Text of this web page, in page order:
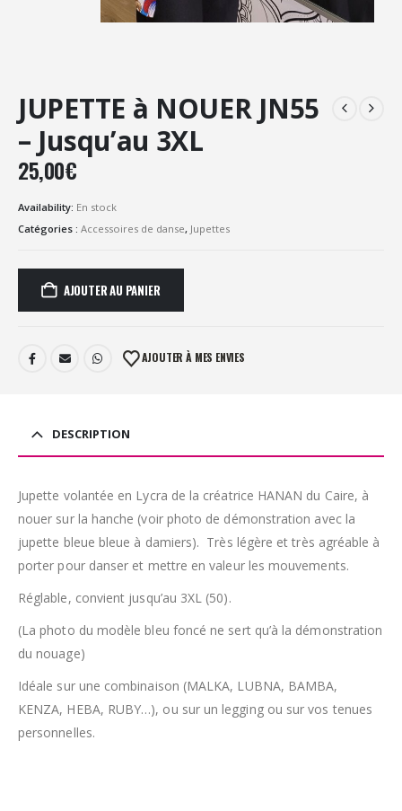
JUPETTE à NOUER JN55
– Jusqu’au 3XL
25,00€
Availability: En stock
Catégories : Accessoires de danse, Jupettes
AJOUTER AU PANIER
AJOUTER À MES ENVIES
DESCRIPTION
Jupette volantée en Lycra de la créatrice HANAN du Caire, à
nouer sur la hanche (voir photo de démonstration avec la
jupette bleue bleue à damiers). Très légère et très agréable à
porter pour danser et mettre en valeur les mouvements.
Réglable, convient jusqu’au 3XL (50).
(La photo du modèle bleu foncé ne sert qu’à la démonstration
du nouage)
Idéale sur une combinaison (MALKA, LUBNA, BAMBA,
KENZA, HEBA, RUBY…), ou sur un legging ou sur vos tenues
personnelles.